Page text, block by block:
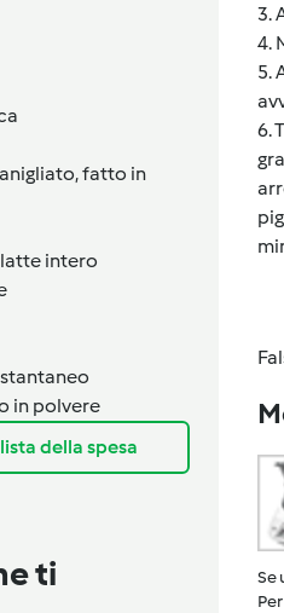
fatto in
intero
in polvere
della spesa
ti
3.
4.
5.
6.
Se